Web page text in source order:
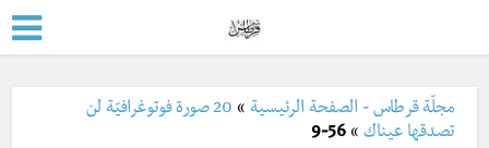
مجلّة قرطاس - الصفحة الرئيسية »
20 صورة فوتوغرافيّة لن
تصدقها عيناك »
9-56